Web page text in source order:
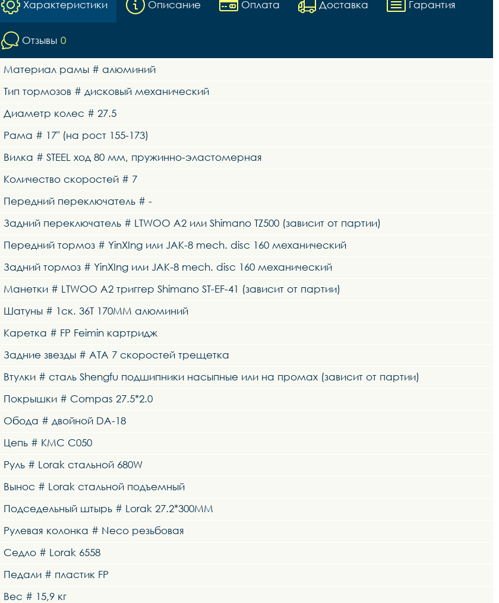
Характеристики Описание Оплата Доставка Гарантия
Отзывы 0
Материал рамы # алюминий
Тип тормозов # дисковый механический
Диаметр колес # 27.5
Рама # 17" (на рост 155-173)
Вилка # STEEL ход 80 мм, пружинно-эластомерная
Количество скоростей # 7
Передний переключатель # -
Задний переключатель # LTWOO A2 или Shimano TZ500 (зависит от партии)
Передний тормоз # YinXIng или JAK-8 mech. disc 160 механический
Задний тормоз # YinXIng или JAK-8 mech. disc 160 механический
Манетки # LTWOO A2 триггер Shimano ST-EF-41 (зависит от партии)
Шатуны # 1ск. 36Т 170MM алюминий
Каретка # FP Feimin картридж
Задние звезды # ATA 7 скоростей трещетка
Втулки # сталь Shengfu подшипники насыпные или на промах (зависит от партии)
Покрышки # Compas 27.5*2.0
Обода # двойной DA-18
Цепь # KMC C050
Руль # Lorak стальной 680W
Вынос # Lorak стальной подъемный
Подседельный штырь # Lorak 27.2*300MM
Рулевая колонка # Neco резьбовая
Седло # Lorak 6558
Педали # пластик FP
Вес # 15,9 кг